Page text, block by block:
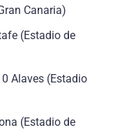
Canaria)
(Estadio de
Alaves (Estadio
(Estadio de